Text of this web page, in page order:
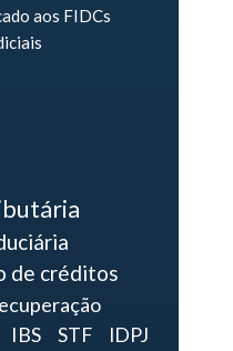
aos FIDCs
de créditos
IBS STF
IDPJ